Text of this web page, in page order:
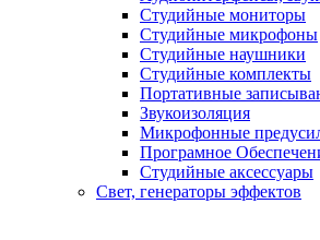
Студийные мониторы
Студийные микрофоны
Студийные наушники
Студийные комплекты
Портативные
Звукоизоляция
Микрофонные
Програмное
Студийные аксессуары
Свет, генераторы эффектов